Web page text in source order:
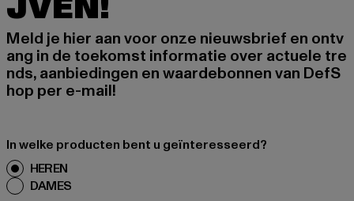
Meld je hier aan voor onze nieuwsbrief en ontv
ang in de toekomst informatie over actuele tre
nds, aanbiedingen en waardebonnen van DefS
hop per e-mail!
In welke producten bent u geïnteresseerd?
HEREN
DAMES